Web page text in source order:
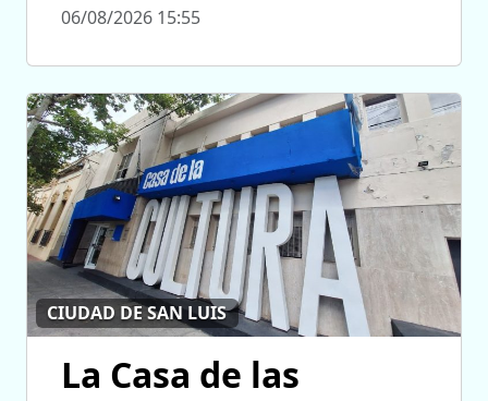
06/08/2026 15:55
CIUDAD DE SAN LUIS
La Casa de las